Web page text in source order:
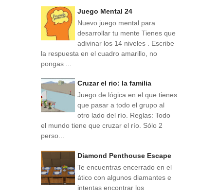
Juego Mental 24
Nuevo juego mental para
desarrollar tu mente Tienes que
adivinar los 14 niveles . Escribe
la respuesta en el cuadro amarillo, no
pongas ...
Cruzar el rio: la familia
Juego de lógica en el que tienes
que pasar a todo el grupo al
otro lado del río. Reglas: Todo
el mundo tiene que cruzar el río. Sólo 2
perso...
Diamond Penthouse Escape
Te encuentras encerrado en el
ático con algunos diamantes e
intentas encontrar los